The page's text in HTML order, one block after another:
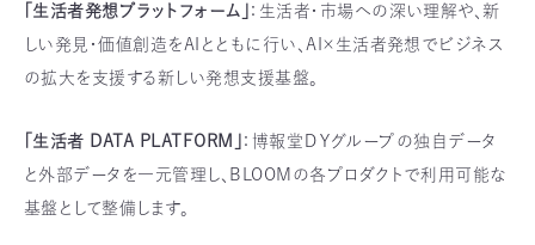
「生活者発想プラットフォーム」
：生活者・市場への深い理解や、新
しい発見・価値創造をAIとともに行い、AI×生活者発想でビジネス
の拡大を支援する新しい発想支援基盤。
「生活者 DATA PLATFORM」
：博報堂ＤＹグループの独自データ
と外部データを一元管理し、BLOOMの各プロダクトで利用可能な
基盤として整備します。